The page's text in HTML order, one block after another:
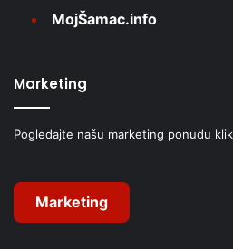
MojŠamac.info
Marketing
Pogledajte našu marketing ponudu
Marketing